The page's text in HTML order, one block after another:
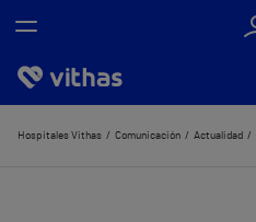
Nosotros
Hospitales Vithas Comunicación Actualidad